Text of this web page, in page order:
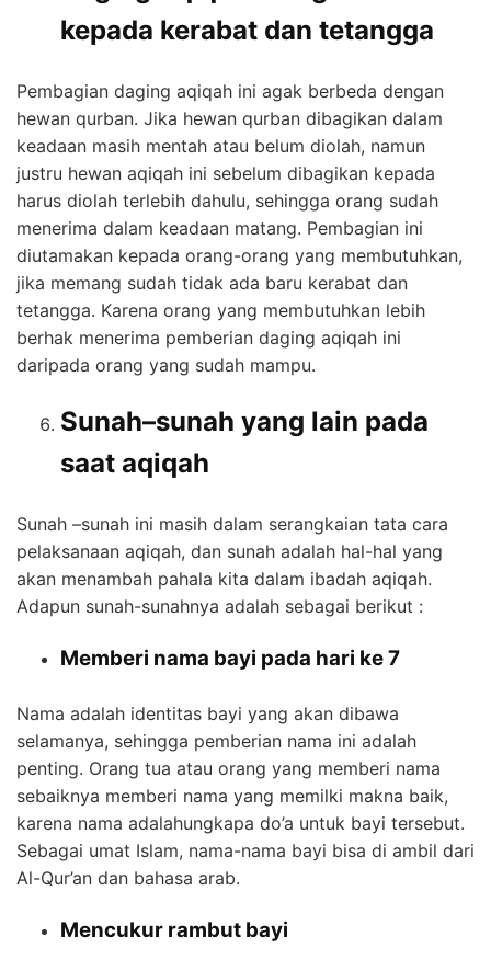
kepada kerabat dan tetangga
Pembagian daging aqiqah ini agak berbeda dengan
hewan qurban. Jika hewan qurban dibagikan dalam
keadaan masih mentah atau belum diolah, namun
justru hewan aqiqah ini sebelum dibagikan kepada
harus diolah terlebih dahulu, sehingga orang sudah
menerima dalam keadaan matang. Pembagian ini
diutamakan kepada orang-orang yang membutuhkan,
jika memang sudah tidak ada baru kerabat dan
tetangga. Karena orang yang membutuhkan lebih
berhak menerima pemberian daging aqiqah ini
daripada orang yang sudah mampu.
Sunah–sunah yang lain pada
saat aqiqah
Sunah –sunah ini masih dalam serangkaian tata cara
pelaksanaan aqiqah, dan sunah adalah hal-hal yang
akan menambah pahala kita dalam ibadah aqiqah.
Adapun sunah-sunahnya adalah sebagai berikut :
Memberi nama bayi pada hari ke 7
Nama adalah identitas bayi yang akan dibawa
selamanya, sehingga pemberian nama ini adalah
penting. Orang tua atau orang yang memberi nama
sebaiknya memberi nama yang memilki makna baik,
karena nama adalahungkapa do’a untuk bayi tersebut.
Sebagai umat Islam, nama-nama bayi bisa di ambil dari
Al-Qur’an dan bahasa arab.
Mencukur rambut bayi